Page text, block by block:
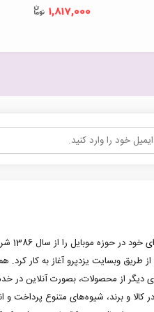
1,817,000
گروه
خدمات آنلاین این گروه از سال 1402 از طریق وبسایت
دیگر از محصولات، بصورت آنلاین در
کالا و برند، شیوه‌های متنوع پرداخت